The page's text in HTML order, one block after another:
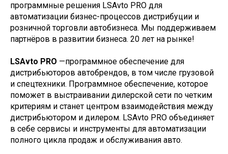
программные решения LSAvto PRO для
автоматизации бизнес-процессов дистрибуции и
розничной торговли автобизнеса. Мы поддерживаем
партнёров в развитии бизнеса. 20 лет на рынке!
LSAvto PRO —программное обеспечение для
дистрибьюторов автобрендов, в том числе грузовой
и спецтехники. Программное обеспечение, которое
поможет в выстраивании дилерской сети по четким
критериям и станет центром взаимодействия между
дистрибьютором и дилером. LSAvto PRO объединяет
в себе сервисы и инструменты для автоматизации
полного цикла продаж и обслуживания авто.